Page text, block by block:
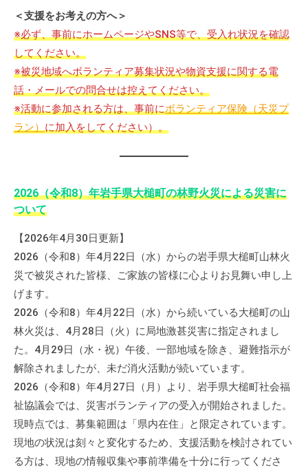
総
な
情
報
交
流
す
。
様
々
な
講
座
の
開
催
、
会
場
＜支援をお考えの方へ＞
※必ず、事前にホームページやSNS等で、受入れ状況を確認
してください。
※被災地域へボランティア募集状況や物資支援に関する電
話・メールでの問合せは控えてください。
※活動に参加される方は、事前にボランティア保険（天災プ
ラン）に加入をしてください）。
2026（令和8）年岩手県大槌町の林野火災による災害に
ついて
【2026年4月30日更新】
2026（令和8）年4月22日（水）からの岩手県大槌町山林火
災で被災された皆様、ご家族の皆様に心よりお見舞い申し上
げます。
2026（令和8）年4月22日（水）から続いている大槌町の山
林火災は、4月28日（火）に局地激甚災害に指定されまし
た。4月29日（水・祝）午後、一部地域を除き、避難指示が
解除されましたが、未だ消火活動が続いています。
2026（令和8）年4月27日（月）より、岩手県大槌町社会福
祉協議会では、災害ボランティアの受入が開始されました。
現時点では、募集範囲は「県内在住」と限定されています。
現地の状況は刻々と変化するため、支援活動を検討されてい
る方は、現地の情報収集や事前準備を十分に行ってくださ